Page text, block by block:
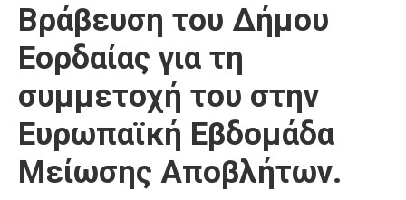
Προσκλήσεις
Αποφάσεις
Τηλέφωνα
Καιρός
Βράβευση του Δήμου
Εορδαίας για τη
συμμετοχή του στην
Ευρωπαϊκή Εβδομάδα
Μείωσης Αποβλήτων.